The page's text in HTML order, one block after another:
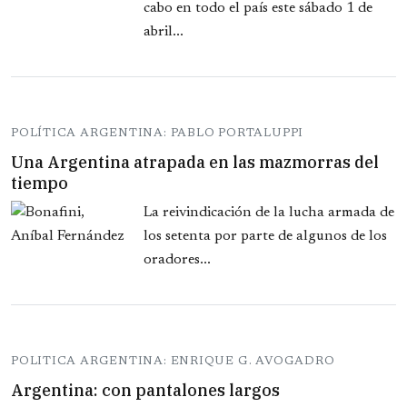
cabo en todo el país este sábado 1 de
abril...
POLÍTICA ARGENTINA: PABLO PORTALUPPI
Una Argentina atrapada en las mazmorras del
tiempo
La reivindicación de la lucha armada de
los setenta por parte de algunos de los
oradores...
POLITICA ARGENTINA: ENRIQUE G. AVOGADRO
Argentina: con pantalones largos